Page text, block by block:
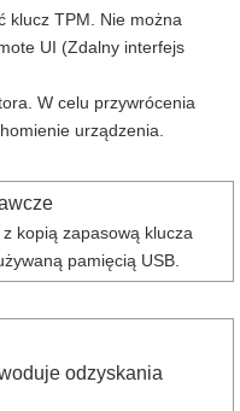
klucz TPM. Nie można
UI (Zdalny interfejs
W celu przywrócenia
urządzenia.
kopią zapasową klucza
pamięcią USB.
odzyskania